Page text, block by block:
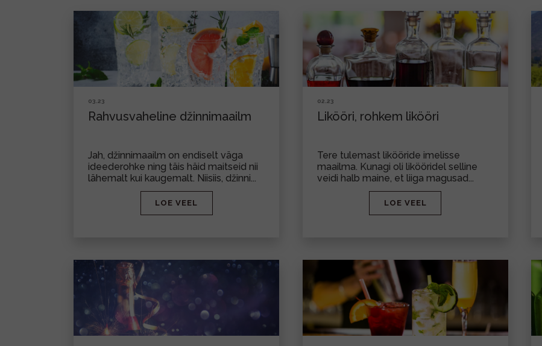
03.23
Rahvusvaheline džinnimaailm
Jah, džinnimaailm on endiselt väga
ideederohke ning täis häid maitseid nii
lähemalt kui kaugemalt. Niisiis, džinni...
LOE VEEL
02.23
Likööri, rohkem likööri
Tere tulemast likööride imelisse
maailma. Kunagi oli likööridel selline
veidi halb maine, et liiga magusad...
LOE VEEL